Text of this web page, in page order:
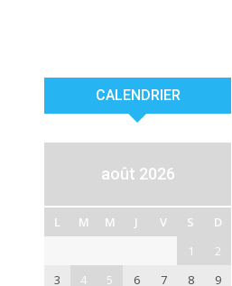
CALENDRIER
août 2026
L M M J V S
D
1
2
3
4 5 6 7 8
9